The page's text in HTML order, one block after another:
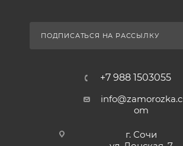
ПОДПИСАТЬСЯ НА РАССЫЛКУ
+7 988 1503055
info@zamorozka.c
om
г. Сочи